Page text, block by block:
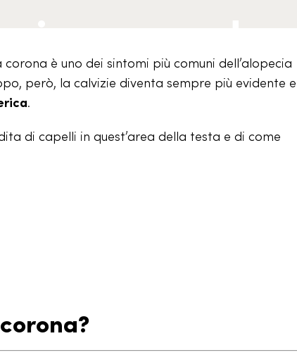
è uno dei sintomi più comuni dell’alopecia
però, la calvizie diventa sempre più evidente e
.
di capelli in quest’area della testa e di come